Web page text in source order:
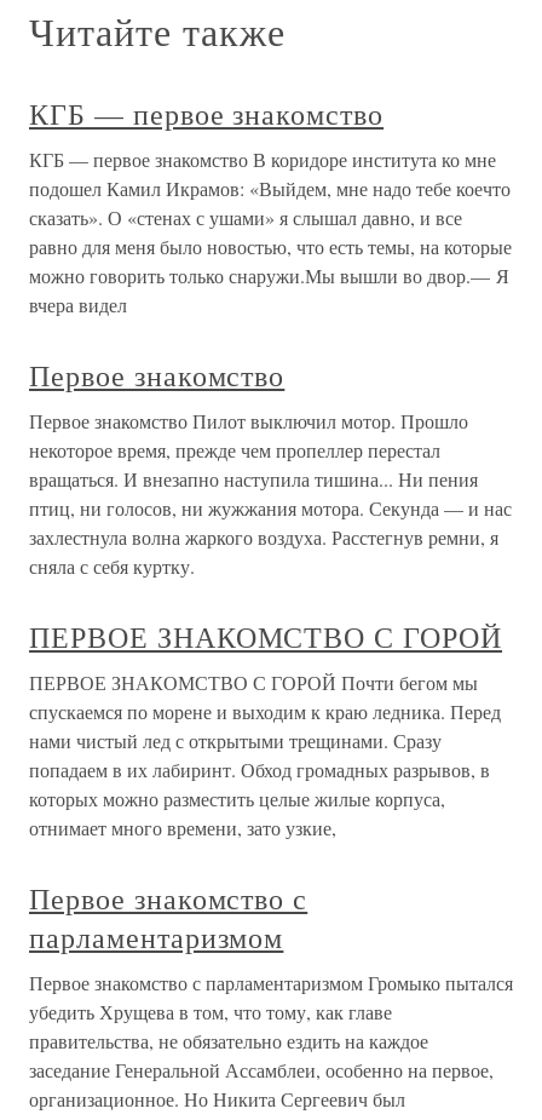
Читайте также
КГБ — первое знакомство
КГБ — первое знакомство В коридоре института ко мне
подошел Камил Икрамов: «Выйдем, мне надо тебе коечто
сказать». О «стенах с ушами» я слышал давно, и все
равно для меня было новостью, что есть темы, на которые
можно говорить только снаружи.Мы вышли во двор.— Я
вчера видел
Первое знакомство
Первое знакомство Пилот выключил мотор. Прошло
некоторое время, прежде чем пропеллер перестал
вращаться. И внезапно наступила тишина... Ни пения
птиц, ни голосов, ни жужжания мотора. Секунда — и нас
захлестнула волна жаркого воздуха. Расстегнув ремни, я
сняла с себя куртку.
ПЕРВОЕ ЗНАКОМСТВО С ГОРОЙ
ПЕРВОЕ ЗНАКОМСТВО С ГОРОЙ Почти бегом мы
спускаемся по морене и выходим к краю ледника. Перед
нами чистый лед с открытыми трещинами. Сразу
попадаем в их лабиринт. Обход громадных разрывов, в
которых можно разместить целые жилые корпуса,
отнимает много времени, зато узкие,
Первое знакомство с
парламентаризмом
Первое знакомство с парламентаризмом Громыко пытался
убедить Хрущева в том, что тому, как главе
правительства, не обязательно ездить на каждое
заседание Генеральной Ассамблеи, особенно на первое,
организационное. Но Никита Сергеевич был